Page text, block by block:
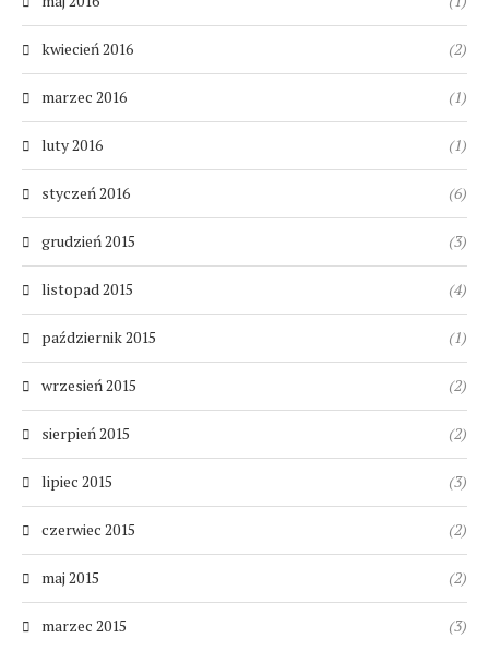
kwiecień 2016 (2)
marzec 2016 (1)
luty 2016 (1)
styczeń 2016 (6)
grudzień 2015 (3)
listopad 2015 (4)
październik 2015 (1)
wrzesień 2015 (2)
sierpień 2015 (2)
lipiec 2015 (3)
czerwiec 2015 (2)
maj 2015 (2)
marzec 2015 (3)